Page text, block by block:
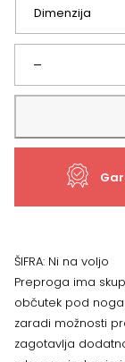
146,07 €
–
Tkana
preproga
Dunya
navy,
več
dimenzij
ŠIFRA: Ni na voljo
Preproga ima
občutek pod
zaradi možnosti
zagotavlja